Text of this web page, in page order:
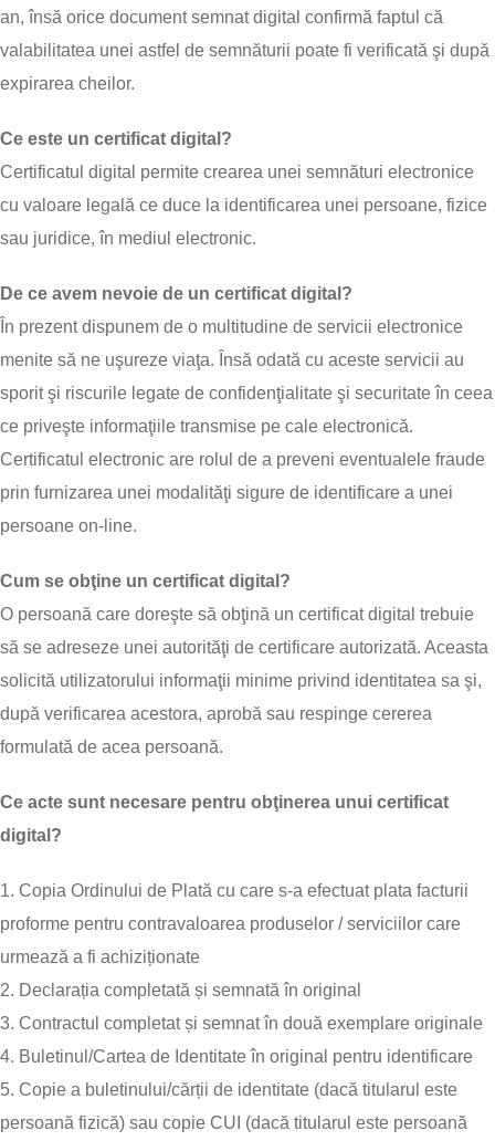
an, însă orice document semnat digital confirmă faptul că
valabilitatea unei astfel de semnăturii poate fi verificată şi după
expirarea cheilor.
Ce este un certificat digital?
Certificatul digital permite crearea unei semnături electronice
cu valoare legală ce duce la identificarea unei persoane, fizice
sau juridice, în mediul electronic.
De ce avem nevoie de un certificat digital?
În prezent dispunem de o multitudine de servicii electronice
menite să ne uşureze viaţa. Însă odată cu aceste servicii au
sporit şi riscurile legate de confidenţialitate şi securitate în ceea
ce priveşte informaţiile transmise pe cale electronică.
Certificatul electronic are rolul de a preveni eventualele fraude
prin furnizarea unei modalităţi sigure de identificare a unei
persoane on-line.
Cum se obţine un certificat digital?
O persoană care doreşte să obţină un certificat digital trebuie
să se adreseze unei autorităţi de certificare autorizată. Aceasta
solicită utilizatorului informaţii minime privind identitatea sa şi,
după verificarea acestora, aprobă sau respinge cererea
formulată de acea persoană.
Ce acte sunt necesare pentru obţinerea unui certificat
digital?
1. Copia Ordinului de Plată cu care s-a efectuat plata facturii
proforme pentru contravaloarea produselor / serviciilor care
urmează a fi achiziționate
2. Declarația completată și semnată în original
3. Contractul completat și semnat în două exemplare originale
4. Buletinul/Cartea de Identitate în original pentru identificare
5. Copie a buletinului/cărții de identitate (dacă titularul este
persoană fizică) sau copie CUI (dacă titularul este persoană